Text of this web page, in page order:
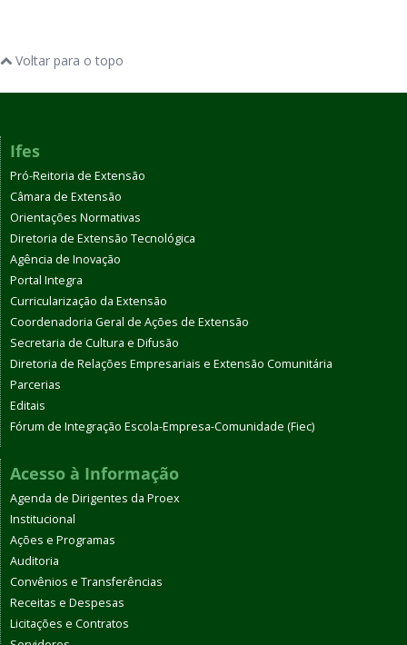
Voltar para o topo
Ifes
Pró-Reitoria de Extensão
Câmara de Extensão
Orientações Normativas
Diretoria de Extensão Tecnológica
Agência de Inovação
Portal Integra
Curricularização da Extensão
Coordenadoria Geral de Ações de Extensão
Secretaria de Cultura e Difusão
Diretoria de Relações Empresariais e Extensão Comunitária
Parcerias
Editais
Fórum de Integração Escola-Empresa-Comunidade (Fiec)
Acesso à Informação
Agenda de Dirigentes da Proex
Institucional
Ações e Programas
Auditoria
Convênios e Transferências
Receitas e Despesas
Licitações e Contratos